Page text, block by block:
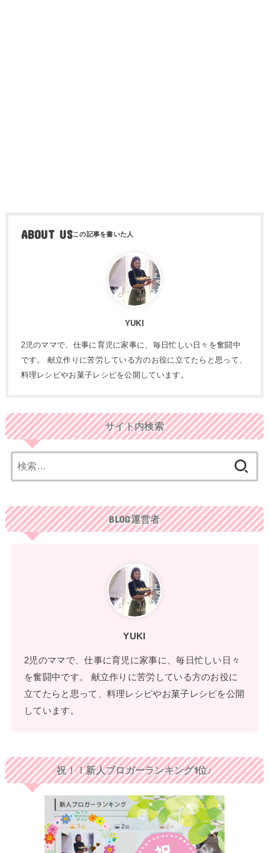
ABOUT US
YUKI
2児のママで、仕事に育児に家事に、毎日忙しい日々を奮闘中
です。 献立作りに苦労している方のお役に立てたらと思って、
料理レシピやお菓子レシピを公開しています。
サイト内検索
索:
BLOG運営者
YUKI
2児のママで、仕事に育児に家事に、毎日忙しい日々
を奮闘中です。 献立作りに苦労している方のお役に
立てたらと思って、料理レシピやお菓子レシピを公開
しています。
祝！！新人ブロガーランキング1位♪